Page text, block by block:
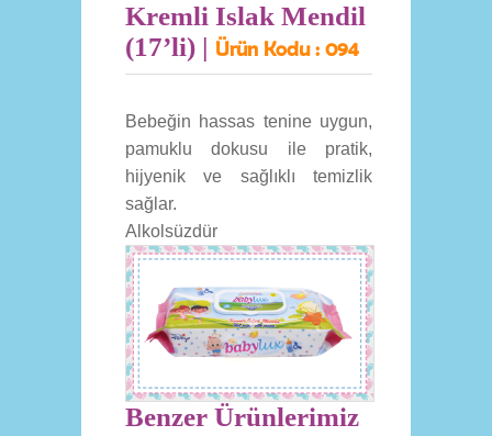
Kremli Islak Mendil
(17’li) | Ürün Kodu : 094
Bebeğin hassas tenine uygun,
pamuklu dokusu ile pratik,
hijyenik ve sağlıklı temizlik
sağlar.
Alkolsüzdür
Benzer Ürünlerimiz